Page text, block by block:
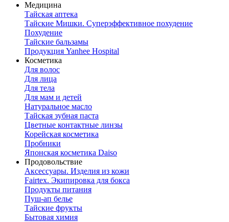
Медицина
Тайская аптека
Тайские Мишки. Суперэффективное похудение
Похудение
Тайские бальзамы
Продукция Yanhee Hospital
Косметика
Для волос
Для лица
Для тела
Для мам и детей
Натуральное масло
Тайская зубная паста
Цветные контактные линзы
Корейская косметика
Пробники
Японская косметика Daiso
Продовольствие
Аксессуары. Изделия из кожи
Fairtex. Экипировка для бокса
Продукты питания
Пуш-ап белье
Тайские фрукты
Бытовая химия